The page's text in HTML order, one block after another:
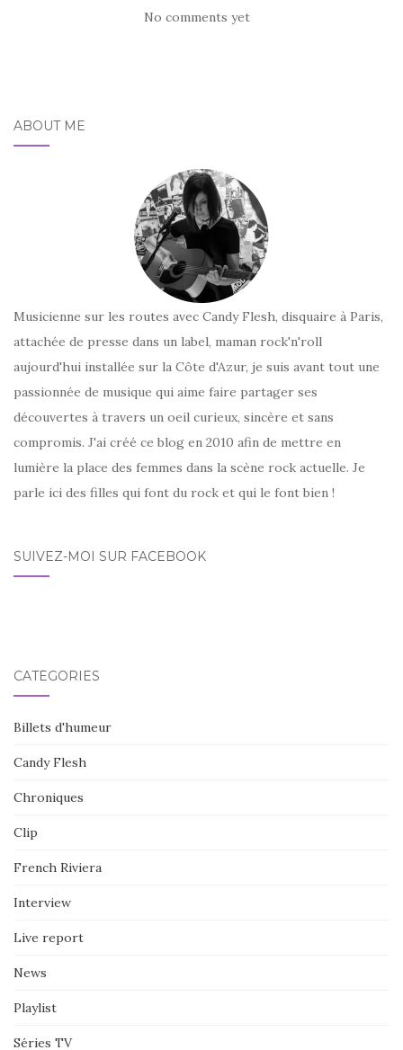
No comments yet
ABOUT ME
Musicienne sur les routes avec Candy Flesh, disquaire à Paris,
attachée de presse dans un label, maman rock'n'roll
aujourd'hui installée sur la Côte d'Azur, je suis avant tout une
passionnée de musique qui aime faire partager ses
découvertes à travers un oeil curieux, sincère et sans
compromis. J'ai créé ce blog en 2010 afin de mettre en
lumière la place des femmes dans la scène rock actuelle. Je
parle ici des filles qui font du rock et qui le font bien !
SUIVEZ-MOI SUR FACEBOOK
CATÉGORIES
Billets d'humeur
Candy Flesh
Chroniques
Clip
French Riviera
Interview
Live report
News
Playlist
Séries TV